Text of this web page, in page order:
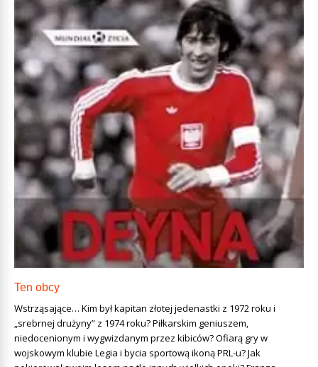
Ten obcy
Wstrząsające… Kim był kapitan złotej jedenastki z 1972 roku i
„srebrnej drużyny” z 1974 roku? Piłkarskim geniuszem,
niedocenionym i wygwizdanym przez kibiców? Ofiarą gry w
wojskowym klubie Legia i bycia sportową ikoną PRL-u? Jak